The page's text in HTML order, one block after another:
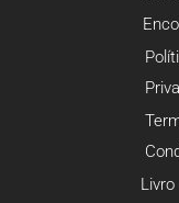
Livro